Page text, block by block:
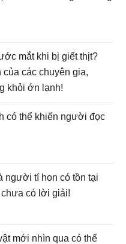
mắt khi bị giết thịt?
các chuyên gia,
khỏi ớn lạnh!
có thể khiến người đọc
người tí hon có tồn tại
chưa có lời giải!
mới nhìn qua có thể